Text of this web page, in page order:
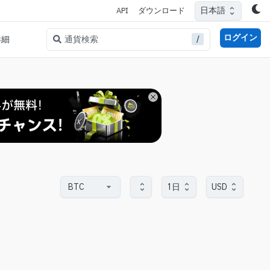
API ダウンロード 日本語
通貨検索 / ログイン
1日 USD